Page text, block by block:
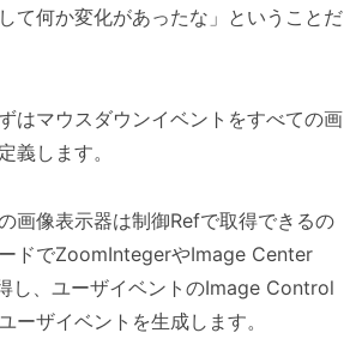
て何か変化があったな」ということだ
はマウスダウンイベントをすべての画
義します。
画像表示器は制御Refで取得できるの
ドでZoomIntegerやImage Center
し、ユーザイベントのImage Control
ーザイベントを生成します。